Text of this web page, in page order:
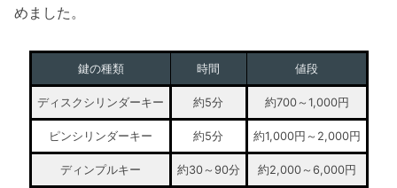
めました。
鍵の種類 時間 値段
ディスクシリンダーキー 約5分 約700～1,000円
ピンシリンダーキー 約5分 約1,000円～2,000円
ディンプルキー 約30～90分 約2,000～6,000円